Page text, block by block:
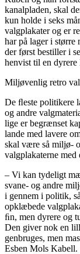
kanalpladen, skal
kun holde i seks
valgplakater og er
har på lager i større
der først bestiller i
henvist til en dyrere
Miljøvenlig retro
De ﬂeste politikere
og andre
lige er begrænset
lande med lavere
skal være så miljø-
valgplakaterne med
– Vi kan tydeligt
svane- og andre
i gennem i politik,
opklæbede
ﬁn, men dyrere og
Den giver nok en
genbruges, men
Esben Mols Kabell.